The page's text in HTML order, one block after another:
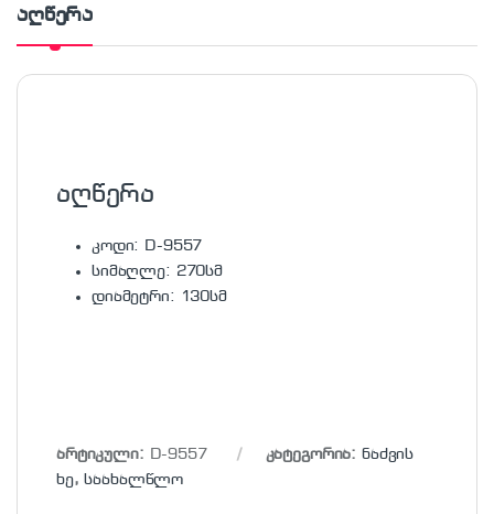
აღწერა
აღწერა
კოდი: D-9557
სიმაღლე: 270სმ
დიამეტრი: 130სმ
არტიკული: D-9557 კატეგორია: ნაძვის
ხე,საახალწლო